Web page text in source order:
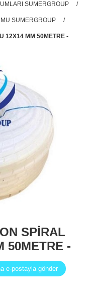
SUMERGROUP /
SUMERGROUP /
12X14 MM 50METRE -
SPİRAL
50METRE -